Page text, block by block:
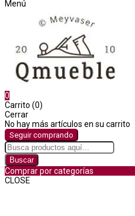
Menú
0
Carrito (0)
Cerrar
No hay más artículos en su carrito
Seguir comprando
Buscar
Comprar por categorías
CLOSE